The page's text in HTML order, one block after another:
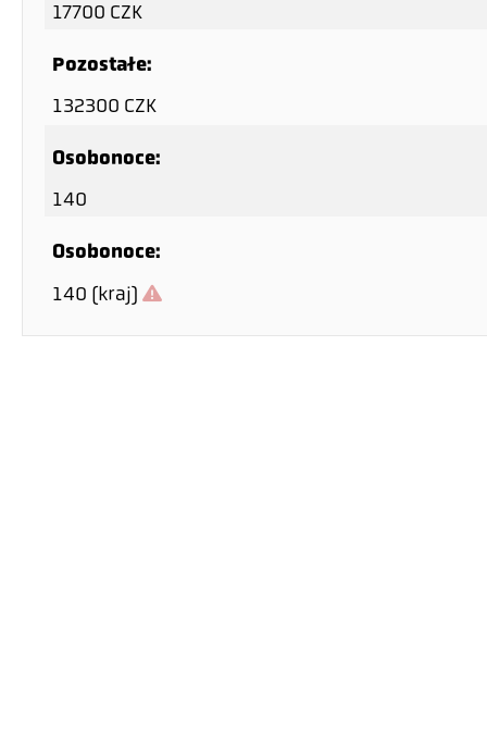
17700 CZK
Pozostałe:
132300 CZK
Osobonoce:
140
Osobonoce:
140 (kraj)